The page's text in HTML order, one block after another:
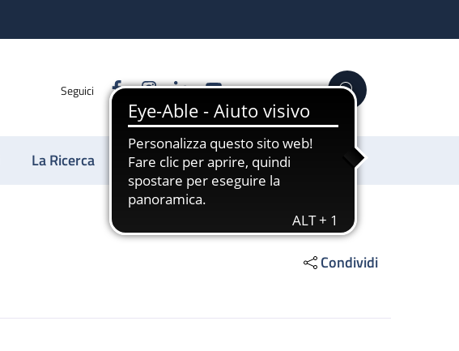
Seguici FacebookInstagram
LinkedinYouTube Cerca
La Ricerca Sostienici
Condividi